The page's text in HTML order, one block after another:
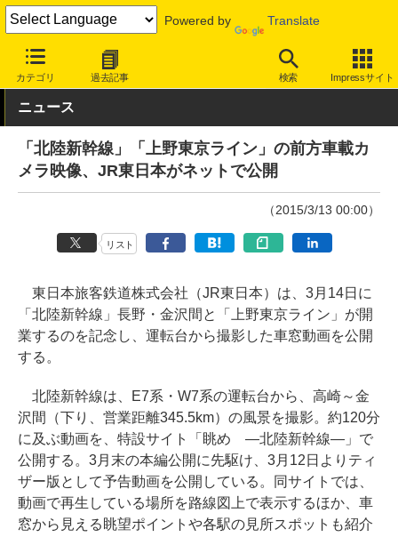
Powered by Translate
カテゴリ 過去記事 検索 Impressサイト
INTERNET Watch トピック
ニュース
「北陸新幹線」「上野東京ライン」の前方車載カ
メラ映像、JR東日本がネットで公開
（2015/3/13 00:00）
リスト
東日本旅客鉄道株式会社（JR東日本）は、3月14日に
「北陸新幹線」長野・金沢間と「上野東京ライン」が開
業するのを記念し、運転台から撮影した車窓動画を公開
する。
北陸新幹線は、E7系・W7系の運転台から、高崎～金
沢間（下り、営業距離345.5km）の風景を撮影。約120分
に及ぶ動画を、特設サイト「眺め ―北陸新幹線―」で
公開する。3月末の本編公開に先駆け、3月12日よりティ
ザー版として予告動画を公開している。同サイトでは、
動画で再生している場所を路線図上で表示するほか、車
窓から見える眺望ポイントや各駅の見所スポットも紹介